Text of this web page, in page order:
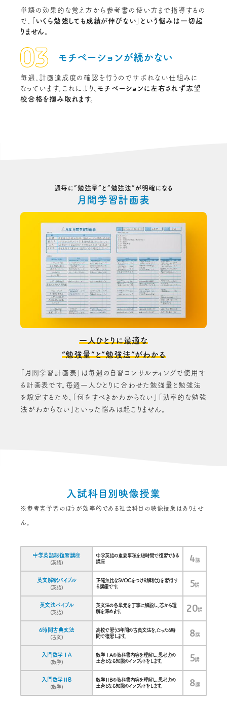
単語の効果的な覚え方から参考書の使い方まで指導するの
で、
「いくら勉強しても成績が伸びない」という悩みは一切起
りません。
モチベーションが続かない
毎週、計画達成度の確認を行うのでサボれない仕組みに
なっています。これにより、モチベーションに左右されず志望
校合格を掴み取れます。
週毎に”勉強量”と”勉強法”が明確になる
月間学習計画表
一人ひとりに最適な
”勉強量”と”勉強法”がわかる
「月間学習計画表」は毎週の自習コンサルティングで使用す
る計画表です。毎週一人ひとりに合わせた勉強量と勉強法
を設定するため、「何をすべきかわからない」「効率的な勉強
法がわからない」といった悩みは起こりません。
入試科目別映像授業
※参考書学習のほうが効率的である社会科目の映像授業はありませ
ん。
中学英語総復習講座
(英語)
中学英語の重要事項を短時間で復習できる
講座
4講
英文解釈バイブル
(英語)
正確無比なSVOCをつける解釈力を習得す
る講座です。
5講
英文法バイブル
(英語)
英文法の各単元を丁寧に解説し、芯から理
解を深めます。
20講
6時間古典文法
(古文)
高校で習う3年間の古典文法を、たった6時
間で復習します。
8講
入門数学ⅠA
(数学)
数学ⅠAの教科書内容を理解し、思考力の
土台となる知識のインプットをします。
5講
入門数学ⅡB
(数学)
数学ⅡBの教科書内容を理解し、思考力の
土台となる知識のインプットをします。
8講